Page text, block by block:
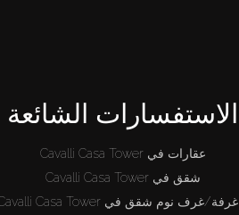
الاستفسارات الشائعة
عقارات في Cavalli Casa Tower
شقق في Cavalli Casa Tower